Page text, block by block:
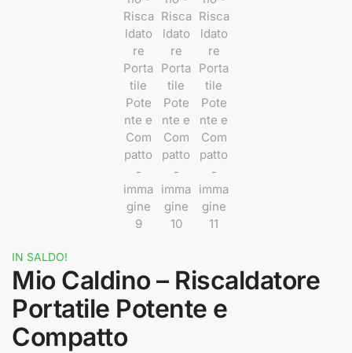
IN SALDO!
Mio Caldino – Riscaldatore
Portatile Potente e
Compatto